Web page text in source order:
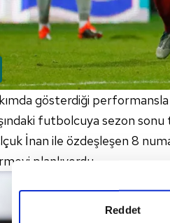
Reddet
gösterdiği
futbolcuya sezon
İnan ile özdeşleşen 8
planlıyordu.